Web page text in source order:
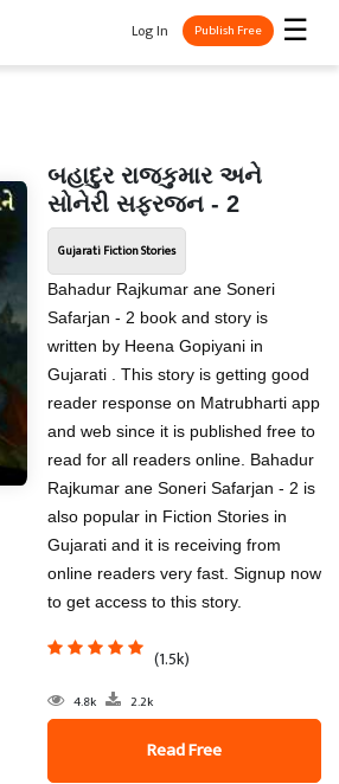
☰
Log In Publish Free
બહાદુર રાજકુમાર અને
સોનેરી સફરજન - 2
Gujarati Fiction Stories
Bahadur Rajkumar ane Soneri
Safarjan - 2 book and story is
written by Heena Gopiyani in
Gujarati . This story is getting good
reader response on Matrubharti app
and web since it is published free to
read for all readers online. Bahadur
Rajkumar ane Soneri Safarjan - 2 is
also popular in Fiction Stories in
Gujarati and it is receiving from
online readers very fast. Signup now
to get access to this story.
(1.5k)
4.8k 2.2k
Read Free